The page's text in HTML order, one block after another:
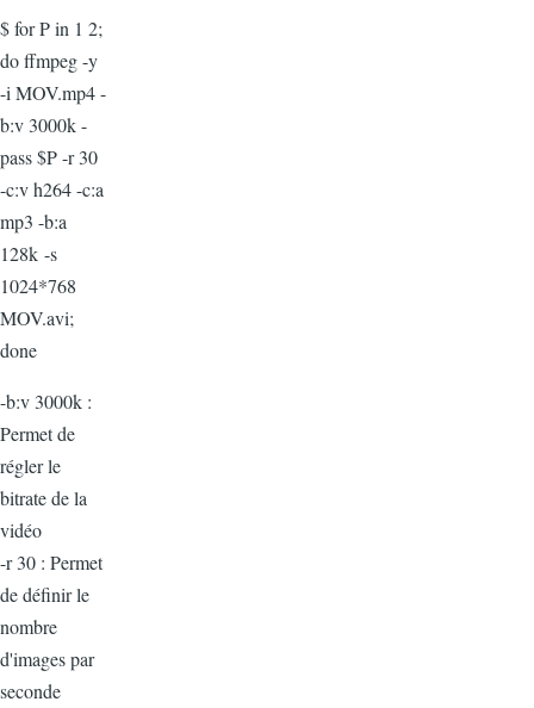
$ for P in 1 2;
do ffmpeg -y
-i MOV.mp4 -
b:v 3000k -
pass $P -r 30
-c:v h264 -c:a
mp3 -b:a
128k -s
1024*768
MOV.avi;
done
-b:v 3000k :
Permet de
régler le
bitrate de la
vidéo
-r 30 : Permet
de définir le
nombre
d'images par
seconde